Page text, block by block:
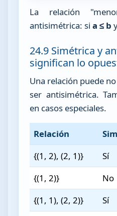
La relación
antisimétrica: sia ≤ b
24.9 Simétrica y
significan lo
Una relación puede
ser antisimétrica.
en casos especiales.
Relación
{(1, 2), (2, 1)}
Sí
{(1, 2)}
No
{(1, 1), (2, 2)}
Sí